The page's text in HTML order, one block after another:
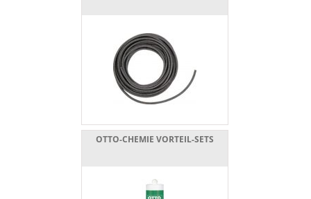
OTTO-CHEMIE VORTEIL-SETS